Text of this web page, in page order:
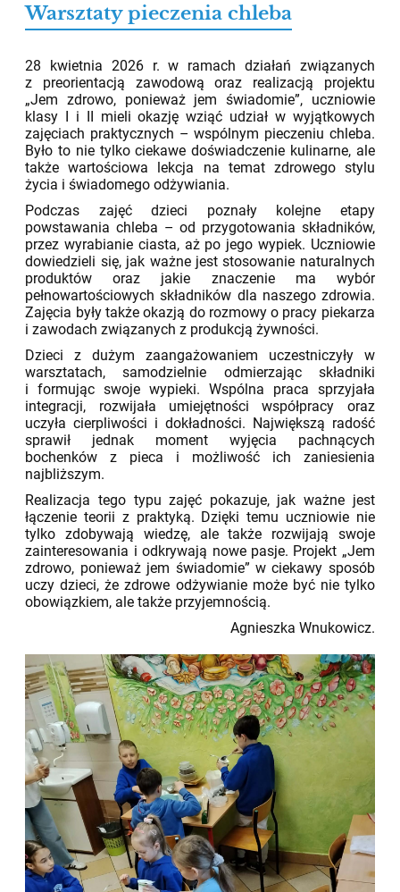
Warsztaty pieczenia chleba
28 kwietnia 2026 r. w ramach działań związanych
z preorientacją zawodową oraz realizacją projektu
„Jem zdrowo, ponieważ jem świadomie”, uczniowie
klasy I i II mieli okazję wziąć udział w wyjątkowych
zajęciach praktycznych – wspólnym pieczeniu chleba.
Było to nie tylko ciekawe doświadczenie kulinarne, ale
także wartościowa lekcja na temat zdrowego stylu
życia i świadomego odżywiania.
Podczas zajęć dzieci poznały kolejne etapy
powstawania chleba – od przygotowania składników,
przez wyrabianie ciasta, aż po jego wypiek. Uczniowie
dowiedzieli się, jak ważne jest stosowanie naturalnych
produktów oraz jakie znaczenie ma wybór
pełnowartościowych składników dla naszego zdrowia.
Zajęcia były także okazją do rozmowy o pracy piekarza
i zawodach związanych z produkcją żywności.
Dzieci z dużym zaangażowaniem uczestniczyły w
warsztatach, samodzielnie odmierzając składniki
i formując swoje wypieki. Wspólna praca sprzyjała
integracji, rozwijała umiejętności współpracy oraz
uczyła cierpliwości i dokładności. Największą radość
sprawił jednak moment wyjęcia pachnących
bochenków z pieca i możliwość ich zaniesienia
najbliższym.
Realizacja tego typu zajęć pokazuje, jak ważne jest
łączenie teorii z praktyką. Dzięki temu uczniowie nie
tylko zdobywają wiedzę, ale także rozwijają swoje
zainteresowania i odkrywają nowe pasje. Projekt „Jem
zdrowo, ponieważ jem świadomie” w ciekawy sposób
uczy dzieci, że zdrowe odżywianie może być nie tylko
obowiązkiem, ale także przyjemnością.
Agnieszka Wnukowicz.